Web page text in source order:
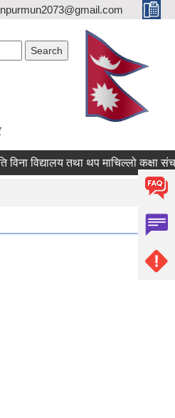
विद्यालय तथा थप माचिल्लो कक्षा